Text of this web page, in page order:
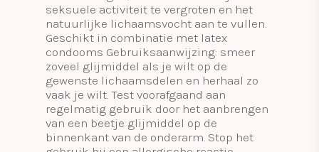
seksuele activiteit te vergroten en het
natuurlijke lichaamsvocht aan te vullen.
Geschikt in combinatie met latex
condooms Gebruiksaanwijzing: smeer
zoveel glijmiddel als je wilt op de
gewenste lichaamsdelen en herhaal zo
vaak je wilt. Test voorafgaand aan
regelmatig gebruik door het aanbrengen
van een beetje glijmiddel op de
binnenkant van de onderarm. Stop het